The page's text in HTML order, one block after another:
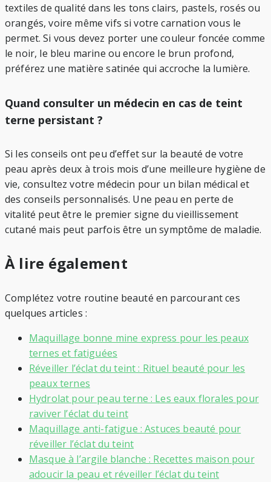
textiles de qualité dans les tons clairs, pastels, rosés ou
orangés, voire même vifs si votre carnation vous le
permet. Si vous devez porter une couleur foncée comme
le noir, le bleu marine ou encore le brun profond,
préférez une matière satinée qui accroche la lumière.
Quand consulter un médecin en cas de teint
terne persistant ?
Si les conseils ont peu d’effet sur la beauté de votre
peau après deux à trois mois d’une meilleure hygiène de
vie, consultez votre médecin pour un bilan médical et
des conseils personnalisés. Une peau en perte de
vitalité peut être le premier signe du vieillissement
cutané mais peut parfois être un symptôme de maladie.
À lire également
Complétez votre routine beauté en parcourant ces
quelques articles :
Maquillage bonne mine express pour les peaux
ternes et fatiguées
Réveiller l’éclat du teint : Rituel beauté pour les
peaux ternes
Hydrolat pour peau terne : Les eaux florales pour
raviver l’éclat du teint
Maquillage anti-fatigue : Astuces beauté pour
réveiller l’éclat du teint
Masque à l’argile blanche : Recettes maison pour
adoucir la peau et réveiller l’éclat du teint